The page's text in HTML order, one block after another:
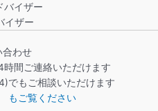
バイザー
イザー
合わせ
時間ご連絡いただけます
もご相談いただけます
もご覧ください